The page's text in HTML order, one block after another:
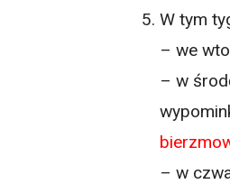
W tym
– we
– w
– w